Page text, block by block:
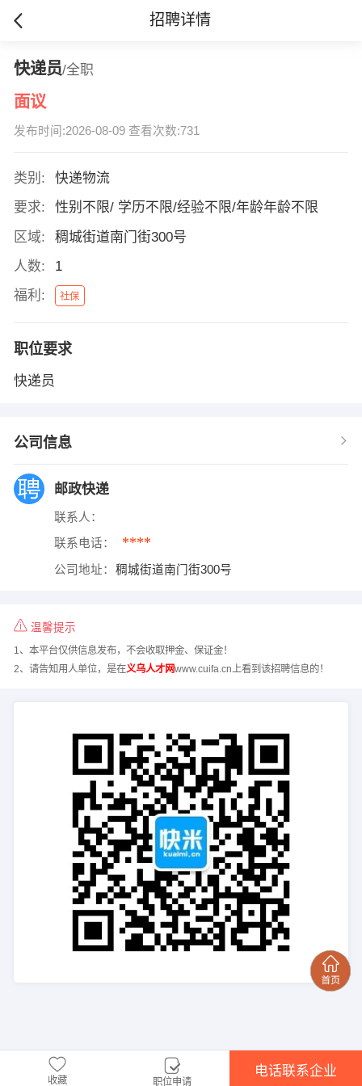
招聘详情
快递员/全职
面议
发布时间:2026-08-09 查看次数:731
类别:
快递物流
要求:
性别不限/ 学历不限/经验不限/年龄年龄不限
区域:
稠城街道南门街300号
人数:
1
福利:
社保
职位要求
快递员
公司信息
邮政快递
联系人：
联系电话： ****
公司地址： 稠城街道南门街300号
温馨提示
1、本平台仅供信息发布，不会收取押金、保证金！
2、请告知用人单位，是在义乌人才网www.cuifa.cn上看到该招聘信息的！
收藏 职位申请
电话联系企业